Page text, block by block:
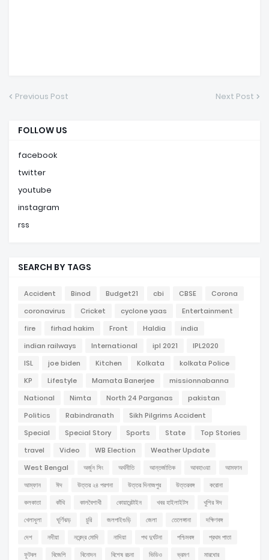
Previous Post Next Post
FOLLOW US
facebook
twitter
youtube
instagram
rss
SEARCH BY TAGS
Accident Binod Budget21 cbi CBSE
Corona
coronavirus
Cricket cyclone yaas
Entertainment
fire
firhad hakim Front Haldia
india
indian railways
International ipl 2021
IPL2020
ISL
joe biden Kitchen Kolkata
kolkata Police
KP
Lifestyle Mamata Banerjee
missionnabanna
National
Nimta North 24 Parganas
pakistan
Politics
Rabindranath
Sikh Pilgrims Accident
Special
Special Story Sports State
Top Stories
travel
Video WB Election
Weather Update
West Bengal
অর্জুন সিং অর্থনীতি আন্তর্জাতিক আবহাওয়া
আমফান
আম্ফান
ঈদ উত্তর ২৪ পরগনা উত্তর দিনাজপুর উত্তরবঙ্গ
করোনা
কলকাতা
কাঁথি কালবৈশাখী কোয়ারেন্টাইন খবর হাইলাইটস
খুশির ঈদ
খেলাধুলা
ঘূর্ণিঝড় চুরি জলপাইগুড়ি জেলা তেলেঙ্গানা
দক্ষিণবঙ্গ
দেশ
নদীয়া নরেন্দ্র মোদি নাদিয়া পথ দুর্ঘটনা পশ্চিমবঙ্গ
প্রথম পাতা
ফুটবল
বিজেপি বিনোদন বিশেষ রচনা ভিডিও ভ্রমণ
মারধোর